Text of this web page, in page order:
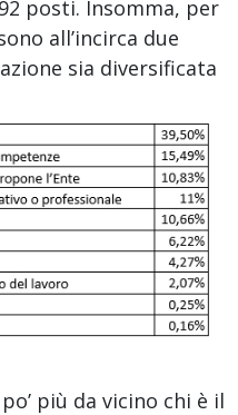
posti. Insomma, per
all’incirca due
sia diversificata
più da vicino chi è il